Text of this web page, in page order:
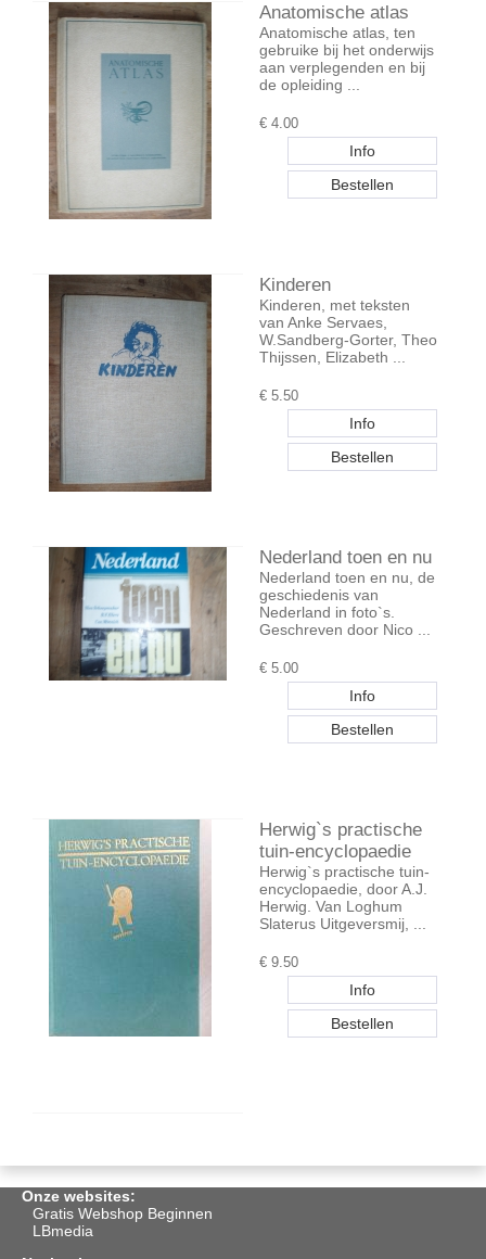
Anatomische atlas
Anatomische atlas, ten
gebruike bij het onderwijs
aan verplegenden en bij
de opleiding ...
€ 4.00
Kinderen
Kinderen, met teksten
van Anke Servaes,
W.Sandberg-Gorter, Theo
Thijssen, Elizabeth ...
€ 5.50
Nederland toen en nu
Nederland toen en nu, de
geschiedenis van
Nederland in foto`s.
Geschreven door Nico ...
€ 5.00
Herwig`s practische
tuin-encyclopaedie
Herwig`s practische tuin-
encyclopaedie, door A.J.
Herwig. Van Loghum
Slaterus Uitgeversmij, ...
€ 9.50
Onze websites:
Gratis Webshop Beginnen
LBmedia